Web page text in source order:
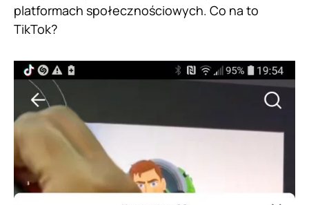
platformach społecznościowych. Co na to
TikTok?